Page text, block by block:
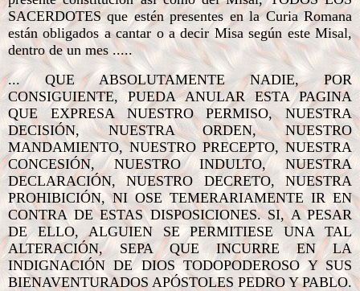
SACERDOTES que estén presentes en la Curia Romana
están obligados a cantar o a decir Misa según este Misal,
dentro de un mes .....
... QUE ABSOLUTAMENTE NADIE, POR
CONSIGUIENTE, PUEDA ANULAR ESTA PAGINA
QUE EXPRESA NUESTRO PERMISO, NUESTRA
DECISIÓN, NUESTRA ORDEN, NUESTRO
MANDAMIENTO, NUESTRO PRECEPTO, NUESTRA
CONCESIÓN, NUESTRO INDULTO, NUESTRA
DECLARACIÓN, NUESTRO DECRETO, NUESTRA
PROHIBICIÓN, NI OSE TEMERARIAMENTE IR EN
CONTRA DE ESTAS DISPOSICIONES. SI, A PESAR
DE ELLO, ALGUIEN SE PERMITIESE UNA TAL
ALTERACIÓN, SEPA QUE INCURRE EN LA
INDIGNACIÓN DE DIOS TODOPODEROSO Y SUS
BIENAVENTURADOS APÓSTOLES PEDRO Y PABLO.